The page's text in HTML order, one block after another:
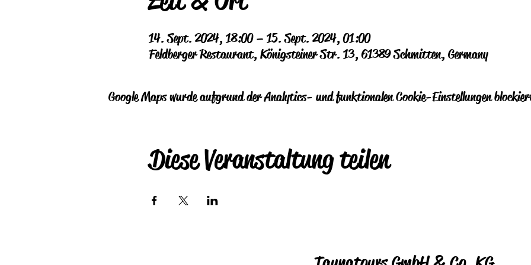
14. Sept. 2024, 18:00 – 15. Sept. 2024, 01:00
Feldberger Restaurant, Königsteiner Str. 13, 61389 Schmitten, Germany
Google Maps wurde aufgrund der Analytics- und funktionalen Cookie-Einstellungen
Diese Veranstaltung teilen